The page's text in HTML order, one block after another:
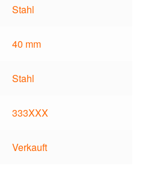
Stahl
40 mm
Stahl
333XXX
Verkauft